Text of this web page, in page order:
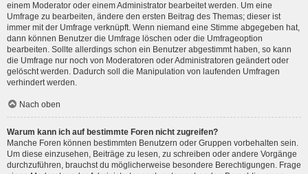
einem Moderator oder einem Administrator bearbeitet werden. Um eine
Umfrage zu bearbeiten, ändere den ersten Beitrag des Themas; dieser ist
immer mit der Umfrage verknüpft. Wenn niemand eine Stimme abgegeben hat,
dann können Benutzer die Umfrage löschen oder die Umfrageoption
bearbeiten. Sollte allerdings schon ein Benutzer abgestimmt haben, so kann
die Umfrage nur noch von Moderatoren oder Administratoren geändert oder
gelöscht werden. Dadurch soll die Manipulation von laufenden Umfragen
verhindert werden.
Nach oben
Warum kann ich auf bestimmte Foren nicht zugreifen?
Manche Foren können bestimmten Benutzern oder Gruppen vorbehalten sein.
Um diese einzusehen, Beiträge zu lesen, zu schreiben oder andere Vorgänge
durchzuführen, brauchst du möglicherweise besondere Berechtigungen. Frage